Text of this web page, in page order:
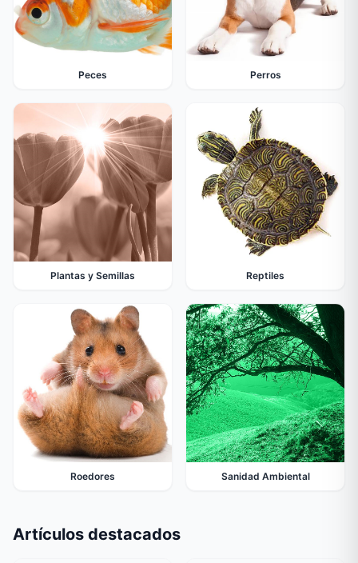
Peces Perros
Plantas y Semillas Reptiles
Roedores Sanidad Ambiental
Artículos destacados